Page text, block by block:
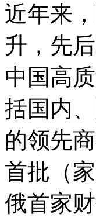
近年来
升，先
中国高
括国内
的领先
首批（
俄首家